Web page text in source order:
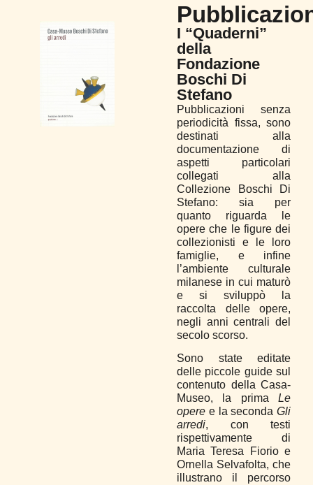
I “Quaderni”
della
Fondazione
Boschi Di
Stefano
Pubblicazioni senza
periodicità fissa, sono
destinati alla
documentazione di
aspetti particolari
collegati alla
Collezione Boschi Di
Stefano: sia per
quanto riguarda le
opere che le figure dei
collezionisti e le loro
famiglie, e infine
l’ambiente culturale
milanese in cui maturò
e si sviluppò la
raccolta delle opere,
negli anni centrali del
secolo scorso.
Sono state editate
delle piccole guide sul
contenuto della Casa-
Museo, la prima Le
opere e la seconda Gli
arredi, con testi
rispettivamente di
Maria Teresa Fiorio e
Ornella Selvafolta, che
illustrano il percorso